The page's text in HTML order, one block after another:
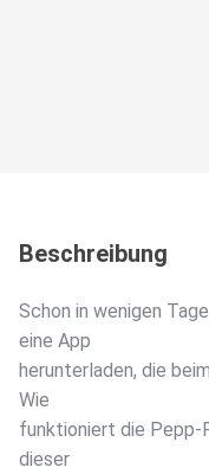
Beschreibung
Schon in wenigen
eine App
herunterladen, die
Wie
funktioniert die Pepp-
dieser